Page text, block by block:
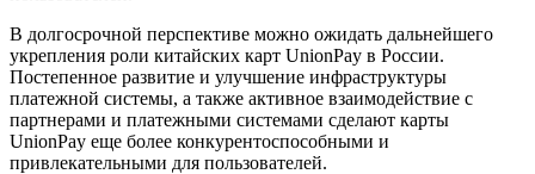
В долгосрочной перспективе можно ожидать дальнейшего
укрепления роли китайских карт UnionPay в России.
Постепенное развитие и улучшение инфраструктуры
платежной системы, а также активное взаимодействие с
партнерами и платежными системами сделают карты
UnionPay еще более конкурентоспособными и
привлекательными для пользователей.